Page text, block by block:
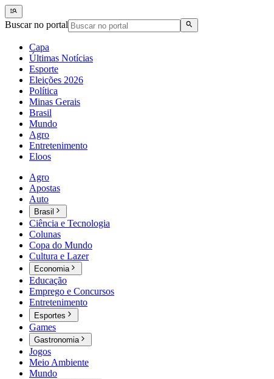
Buscar no portal
Capa
Últimas Notícias
Esporte
Eleições 2026
Política
Minas Gerais
Brasil
Mundo
Agro
Entretenimento
Eloos
Agro
Apostas
Auto
Brasil
Ciência e Tecnologia
Colunas
Copa do Mundo
Cultura e Lazer
Economia
Educação
Emprego e Concursos
Entretenimento
Esportes
Games
Gastronomia
Jogos
Meio Ambiente
Mundo